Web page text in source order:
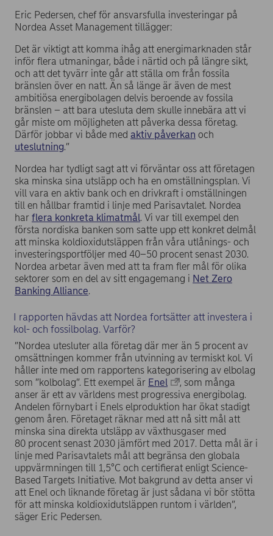
Eric Pedersen, chef för ansvarsfulla investeringar på
Nordea Asset Management tillägger:
Det är viktigt att komma ihåg att energimarknaden står
inför flera utmaningar, både i närtid och på längre sikt,
och att det tyvärr inte går att ställa om från fossila
bränslen över en natt. Än så länge är även de mest
ambitiösa energibolagen delvis beroende av fossila
bränslen – att bara utesluta dem skulle innebära att vi
går miste om möjligheten att påverka dessa företag.
Därför jobbar vi både med aktiv påverkan och
uteslutning.”
Nordea har tydligt sagt att vi förväntar oss att företagen
ska minska sina utsläpp och ha en omställningsplan. Vi
vill vara en aktiv bank och en drivkraft i omställningen
till en hållbar framtid i linje med Parisavtalet. Nordea
har flera konkreta klimatmål. Vi var till exempel den
första nordiska banken som satte upp ett konkret delmål
att minska koldioxidutsläppen från våra utlånings- och
investeringsportföljer med 40–50 procent senast 2030.
Nordea arbetar även med att ta fram fler mål för olika
sektorer som en del av sitt engagemang i Net Zero
Banking Alliance.
I rapporten hävdas att Nordea fortsätter att investera i
kol- och fossilbolag. Varför?
”Nordea utesluter alla företag där mer än 5 procent av
omsättningen kommer från utvinning av termiskt kol. Vi
håller inte med om rapportens kategorisering av elbolag
som ”kolbolag”. Ett exempel är Enel
, som många
anser är ett av världens mest progressiva energibolag.
Andelen förnybart i Enels elproduktion har ökat stadigt
genom åren. Företaget räknar med att nå sitt mål att
minska sina direkta utsläpp av växthusgaser med
80 procent senast 2030 jämfört med 2017. Detta mål är i
linje med Parisavtalets mål att begränsa den globala
uppvärmningen till 1,5°C och certifierat enligt Science-
Based Targets Initiative. Mot bakgrund av detta anser vi
att Enel och liknande företag är just sådana vi bör stötta
för att minska koldioxidutsläppen runtom i världen”,
säger Eric Pedersen.